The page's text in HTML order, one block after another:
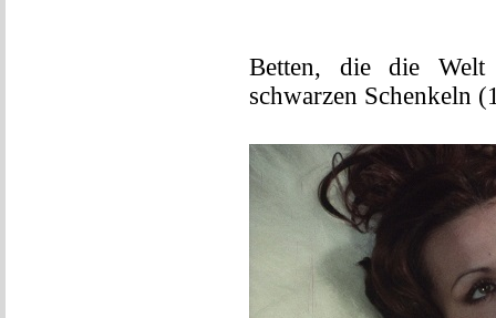
Betten, die die
schwarzen Schenkeln